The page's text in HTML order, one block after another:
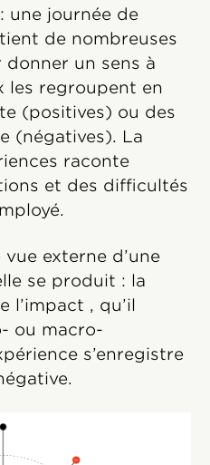
une journée de
de nombreuses
un sens à
les regroupent en
(positives) ou des
(négatives). La
raconte
et des difficultés
externe d’une
se produit : la
l’impact , qu’il
ou macro-
s’enregistre